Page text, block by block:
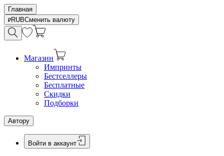
Главная
RUBСменить валюту
Магазин
Импринты
Бестселлеры
Бесплатные
Скидки
Подборки
Автору
Войти в аккаунт